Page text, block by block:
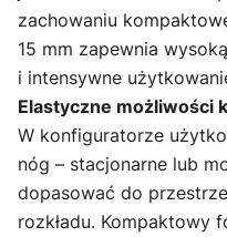
zachowaniu
15 mm zapewnia
i intensywne
Elastyczne możliwości
W konfiguratorze
nóg – stacjonarne lub
dopasować do
rozkładu. Kompaktowy